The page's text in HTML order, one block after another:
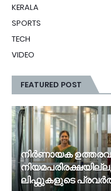
KERALA
SPORTS
TECH
VIDEO
FEATURED POST
നിർണായക
ലിഫ്റ്റുകളുടെ